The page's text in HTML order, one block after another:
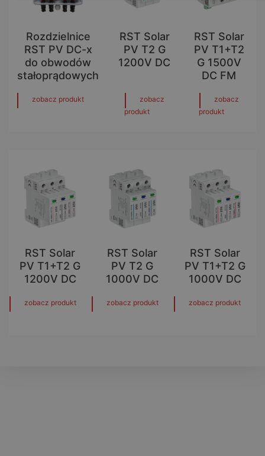
Rozdzielnice
RST PV DC-x
do obwodów
stałoprądowych
zobacz produkt
RST Solar
PV T2 G
1200V DC
zobacz
produkt
RST Solar
PV T1+T2
G 1500V
DC FM
zobacz
produkt
RST Solar
PV T1+T2 G
1200V DC
zobacz produkt
RST Solar
PV T2 G
1000V DC
zobacz produkt
RST Solar
PV T1+T2 G
1000V DC
zobacz produkt